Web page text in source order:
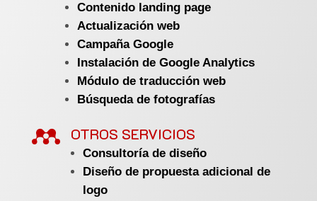
Contenido landing page
Actualización web
Campaña Google
Instalación de Google Analytics
Módulo de traducción web
Búsqueda de fotografías
 OTROS SERVICIOS
Consultoría de diseño
Diseño de propuesta adicional de
logo